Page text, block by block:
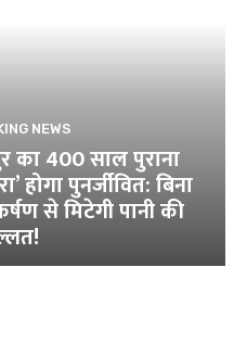
NEWS
का 400 साल पुराना
होगा पुनर्जीवित: बिना
से मिटेगी पानी की